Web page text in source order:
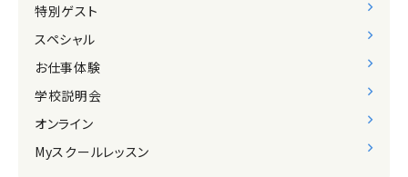
特別ゲスト
スペシャル
お仕事体験
学校説明会
オンライン
Myスクールレッスン